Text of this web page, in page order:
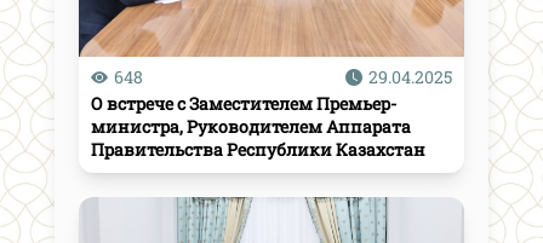
648
29.04.2025
О встрече с Заместителем Премьер-
министра, Руководителем Аппарата
Правительства Республики Казахстан